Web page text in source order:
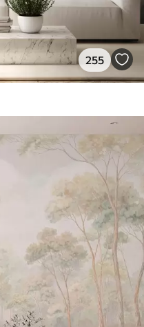
255